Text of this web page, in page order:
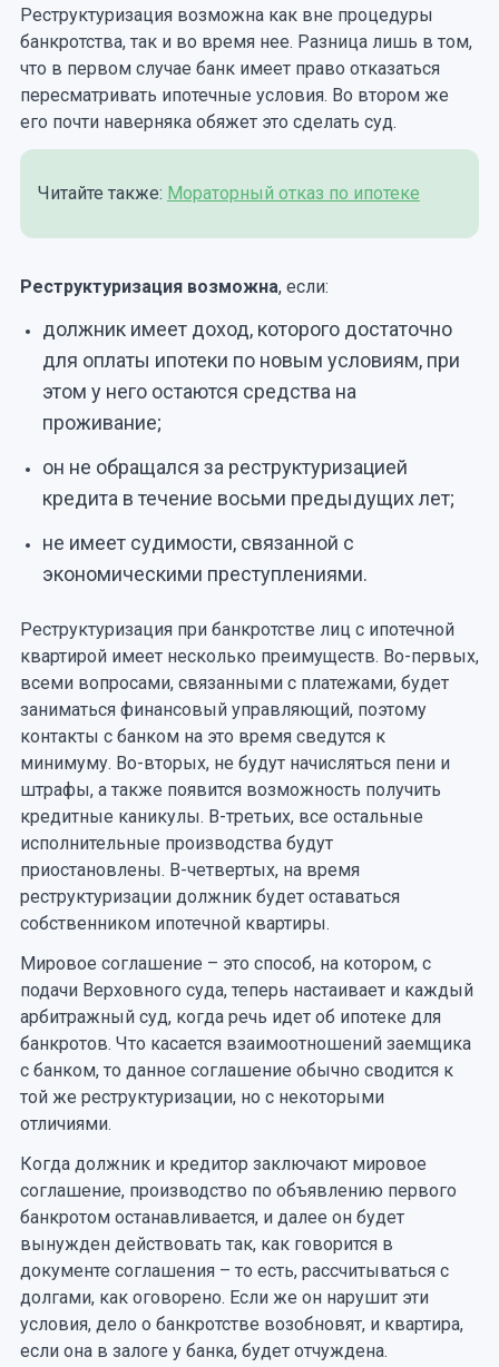
Реструктуризация возможна как вне процедуры
банкротства, так и во время нее. Разница лишь в том,
что в первом случае банк имеет право отказаться
пересматривать ипотечные условия. Во втором же
его почти наверняка обяжет это сделать суд.
Читайте также: Мораторный отказ по ипотеке
Реструктуризация возможна, если:
должник имеет доход, которого достаточно
для оплаты ипотеки по новым условиям, при
этом у него остаются средства на
проживание;
он не обращался за реструктуризацией
кредита в течение восьми предыдущих лет;
не имеет судимости, связанной с
экономическими преступлениями.
Реструктуризация при банкротстве лиц с ипотечной
квартирой имеет несколько преимуществ. Во-первых,
всеми вопросами, связанными с платежами, будет
заниматься финансовый управляющий, поэтому
контакты с банком на это время сведутся к
минимуму. Во-вторых, не будут начисляться пени и
штрафы, а также появится возможность получить
кредитные каникулы. В-третьих, все остальные
исполнительные производства будут
приостановлены. В-четвертых, на время
реструктуризации должник будет оставаться
собственником ипотечной квартиры.
Мировое соглашение – это способ, на котором, с
подачи Верховного суда, теперь настаивает и каждый
арбитражный суд, когда речь идет об ипотеке для
банкротов. Что касается взаимоотношений заемщика
с банком, то данное соглашение обычно сводится к
той же реструктуризации, но с некоторыми
отличиями.
Когда должник и кредитор заключают мировое
соглашение, производство по объявлению первого
банкротом останавливается, и далее он будет
вынужден действовать так, как говорится в
документе соглашения – то есть, рассчитываться с
долгами, как оговорено. Если же он нарушит эти
условия, дело о банкротстве возобновят, и квартира,
если она в залоге у банка, будет отчуждена.